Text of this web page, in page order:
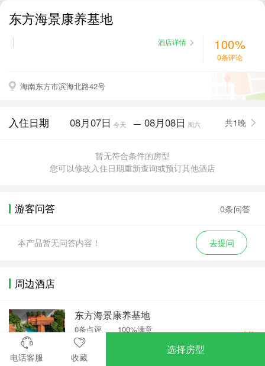
东方海景康养基地
酒店详情 100%
0条评论
海南东方市滨海北路42号
入住日期 08月07日 今天 — 08月08日 周六 共1晚
暂无符合条件的房型
您可以修改入住日期重新查询或预订其他酒店
游客问答 0条问答
本产品暂无问答内容！ 去提问
周边酒店
东方海景康养基地
0条点评
100%满意
海南东方市滨海北路42号
电询
电话客服 收藏
选择房型